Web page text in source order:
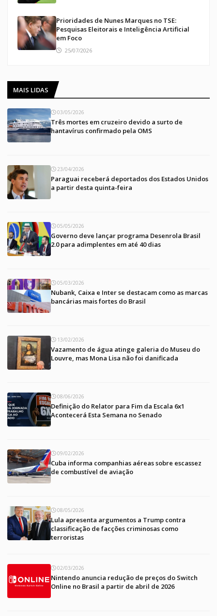
Prioridades de Nunes Marques no TSE:
Pesquisas Eleitorais e Inteligência Artificial
em Foco
25/07/2026
MAIS LIDAS
03/05/2026
Três mortes em cruzeiro devido a surto de
hantavírus confirmado pela OMS
23/04/2026
Paraguai receberá deportados dos Estados Unidos
a partir desta quinta-feira
05/05/2026
Governo deve lançar programa Desenrola Brasil
2.0 para adimplentes em até 40 dias
05/03/2026
Nubank, Caixa e Inter se destacam como as marcas
bancárias mais fortes do Brasil
13/02/2026
Vazamento de água atinge galeria do Museu do
Louvre, mas Mona Lisa não foi danificada
08/06/2026
Definição do Relator para Fim da Escala 6x1
Acontecerá Esta Semana no Senado
09/02/2026
Cuba informa companhias aéreas sobre escassez
de combustível de aviação
08/05/2026
Lula apresenta argumentos a Trump contra
classificação de facções criminosas como
terroristas
02/03/2026
Nintendo anuncia redução de preços do Switch
Online no Brasil a partir de abril de 2026